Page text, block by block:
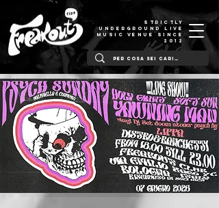
STRICTLY
UNDERGROUND LIVE
MUSIC VENUE SINCE
2012